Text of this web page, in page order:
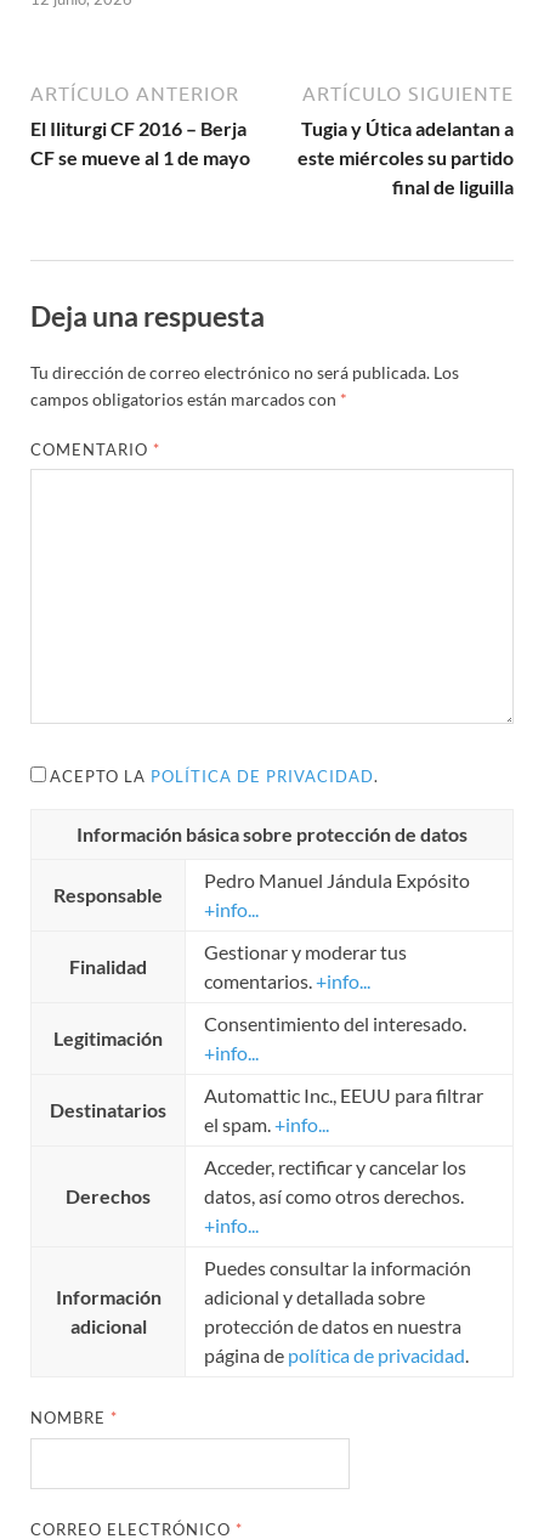
ARTÍCULO ANTERIOR
El Iliturgi CF 2016 – Berja
CF se mueve al 1 de mayo
ARTÍCULO SIGUIENTE
Tugia y Útica adelantan a
este miércoles su partido
final de liguilla
Deja una respuesta
Tu dirección de correo electrónico no será publicada. Los
campos obligatorios están marcados con *
COMENTARIO *
ACEPTO LA POLÍTICA DE PRIVACIDAD.
Información básica sobre protección de datos
Responsable
Pedro Manuel Jándula Expósito
+info...
Finalidad
Gestionar y moderar tus
comentarios.+info...
Legitimación
Consentimiento del interesado.
+info...
Destinatarios
Automattic Inc., EEUU para filtrar
el spam.+info...
Derechos
Acceder, rectificar y cancelar los
datos, así como otros derechos.
+info...
Información
adicional
Puedes consultar la información
adicional y detallada sobre
protección de datos en nuestra
página de política de privacidad.
NOMBRE *
CORREO ELECTRÓNICO *